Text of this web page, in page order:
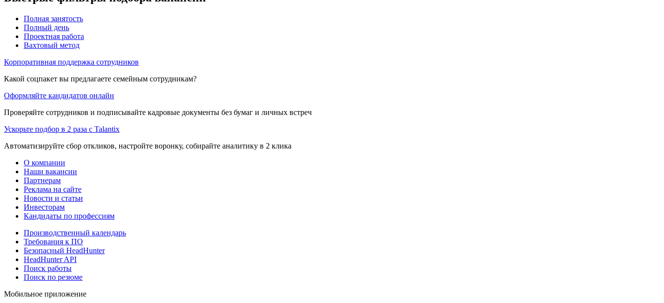
Полная занятость
Полный день
Проектная работа
Вахтовый метод
Корпоративная поддержка сотрудников
Какой соцпакет вы предлагаете семейным сотрудникам?
Оформляйте кандидатов онлайн
Проверяйте сотрудников и подписывайте кадровые документы без бумаг и личных встреч
Ускорьте подбор в 2 раза с Talantix
Автоматизируйте сбор откликов, настройте воронку, собирайте аналитику в 2 клика
О компании
Наши вакансии
Партнерам
Реклама на сайте
Новости и статьи
Инвесторам
Кандидаты по профессиям
Производственный календарь
Требования к ПО
Безопасный HeadHunter
HeadHunter API
Поиск работы
Поиск по резюме
Мобильное приложение